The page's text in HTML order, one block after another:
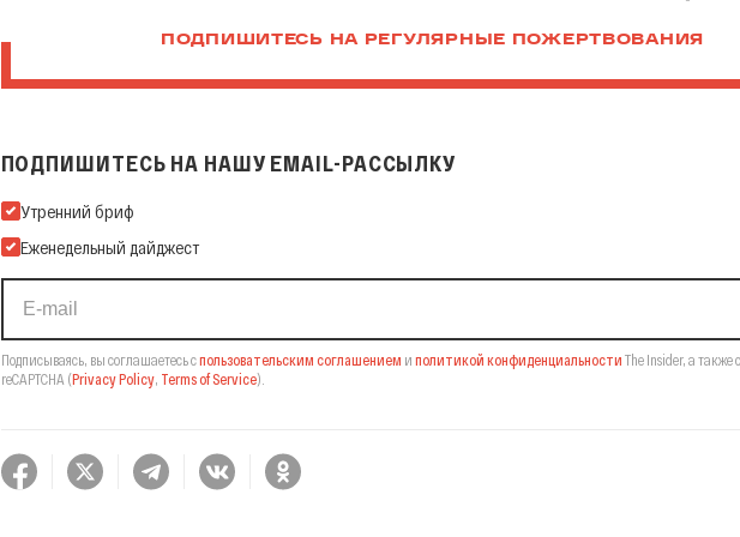
ПОДПИШИТЕСЬ НА РЕГУЛЯРНЫЕ ПОЖЕРТВОВАНИЯ
ПОДПИШИТЕСЬ НА НАШУ EMAIL-РАССЫЛКУ
Подпишитесь на нашу Email-рассылку
Утренний бриф
Еженедельный дайджест
Подписываясь, вы соглашаетесь спользовательским соглашением и политикой конфиденциальности The Insider, а также
reCAPTCHA (Privacy Policy, Terms of Service).